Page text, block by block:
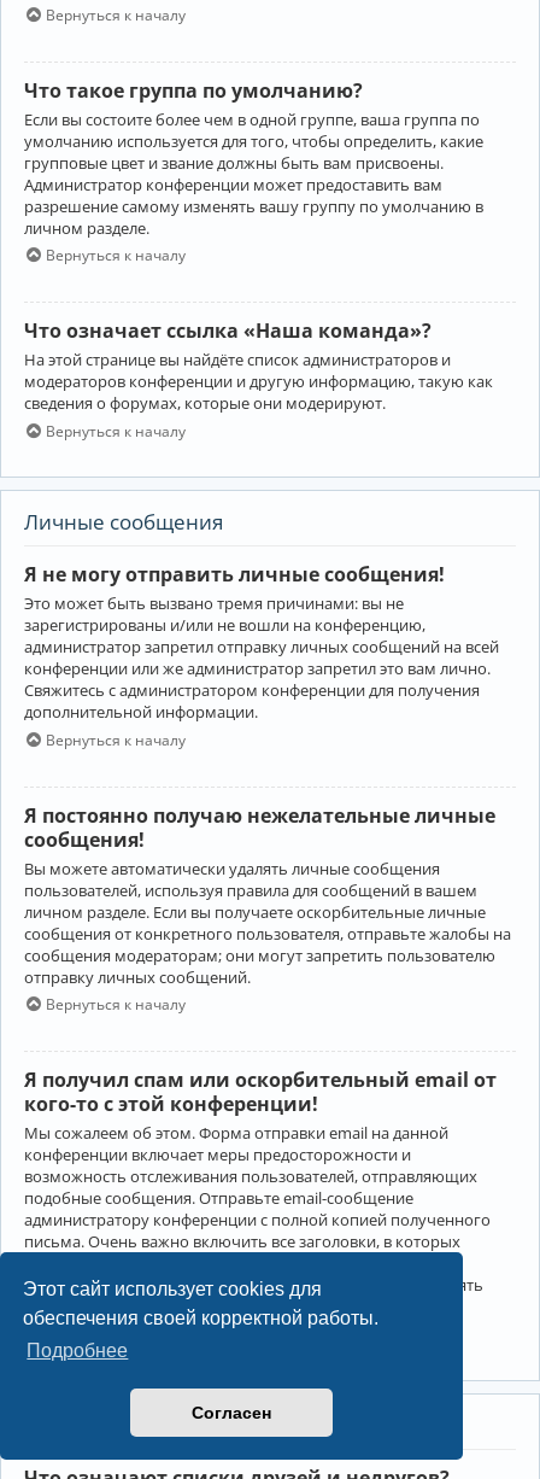
Этот сайт использует cookies для
обеспечения своей корректной работы.
Подробнее
Согласен
Вернуться к началу
Что такое группа по умолчанию?
Если вы состоите более чем в одной группе, ваша группа по
умолчанию используется для того, чтобы определить, какие
групповые цвет и звание должны быть вам присвоены.
Администратор конференции может предоставить вам
разрешение самому изменять вашу группу по умолчанию в
личном разделе.
Вернуться к началу
Что означает ссылка «Наша команда»?
На этой странице вы найдёте список администраторов и
модераторов конференции и другую информацию, такую как
сведения о форумах, которые они модерируют.
Вернуться к началу
Личные сообщения
Я не могу отправить личные сообщения!
Это может быть вызвано тремя причинами: вы не
зарегистрированы и/или не вошли на конференцию,
администратор запретил отправку личных сообщений на всей
конференции или же администратор запретил это вам лично.
Свяжитесь с администратором конференции для получения
дополнительной информации.
Вернуться к началу
Я постоянно получаю нежелательные личные
сообщения!
Вы можете автоматически удалять личные сообщения
пользователей, используя правила для сообщений в вашем
личном разделе. Если вы получаете оскорбительные личные
сообщения от конкретного пользователя, отправьте жалобы на
сообщения модераторам; они могут запретить пользователю
отправку личных сообщений.
Вернуться к началу
Я получил спам или оскорбительный email от
кого-то с этой конференции!
Мы сожалеем об этом. Форма отправки email на данной
конференции включает меры предосторожности и
возможность отслеживания пользователей, отправляющих
подобные сообщения. Отправьте email-сообщение
администратору конференции с полной копией полученного
письма. Очень важно включить все заголовки, в которых
Администратор конференции сможет в этом случае принять
меры.
Друзья и недруги